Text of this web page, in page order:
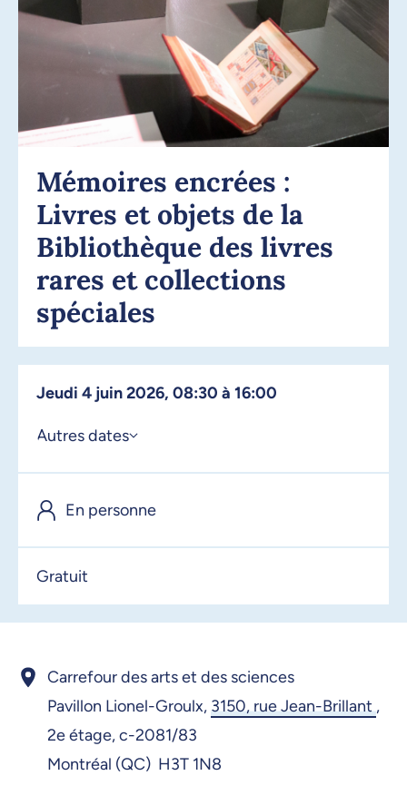
Mémoires encrées :
Livres et objets de la
Bibliothèque des livres
rares et collections
spéciales
jeudi 4 juin 2026, 08:30 à 16:00
Autres dates
27 avril 2026, 08:30
28 avril 2026, 08:30
29 avril 2026, 08:30
En personne
Gratuit
Carrefour des arts et des sciences
Pavillon Lionel-Groulx, 3150, rue Jean-Brillant ,
2e étage, c-2081/83
Montréal (QC) H3T 1N8